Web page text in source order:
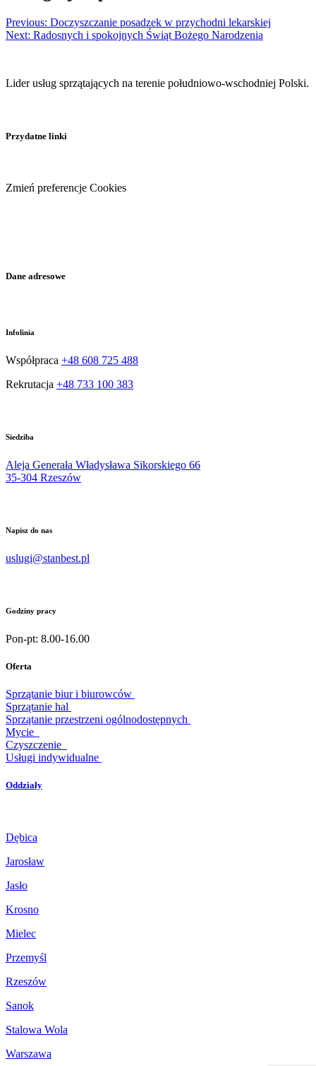
Previous: Doczyszczanie posadzek w przychodni lekarskiej
Next: Radosnych i spokojnych Świąt Bożego Narodzenia
Lider usług sprzątających na terenie południowo-wschodniej Polski.
Przydatne linki
Zmień preferencje Cookies
Dane adresowe
Infolinia
Współpraca +48 608 725 488
Rekrutacja +48 733 100 383
Siedziba
Aleja Generała Władysława Sikorskiego 66
35-304 Rzeszów
Napisz do nas
uslugi@stanbest.pl
Godziny pracy
Pon-pt: 8.00-16.00
Oferta
Sprzątanie biur i biurowców
Sprzątanie hal
Sprzątanie przestrzeni ogólnodostępnych
Mycie
Czyszczenie
Usługi indywidualne
Oddziały
Dębica
Jarosław
Jasło
Krosno
Mielec
Przemyśl
Rzeszów
Sanok
Stalowa Wola
Warszawa